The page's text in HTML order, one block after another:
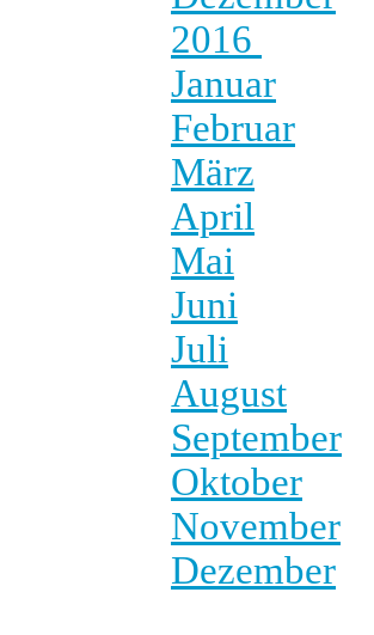
2016
Januar
Februar
März
April
Mai
Juni
Juli
August
September
Oktober
November
Dezember